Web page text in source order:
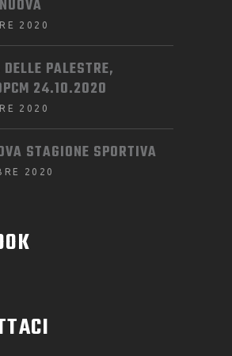
2020
PALESTRE,
24.10.2020
2020
STAGIONE SPORTIVA
2020